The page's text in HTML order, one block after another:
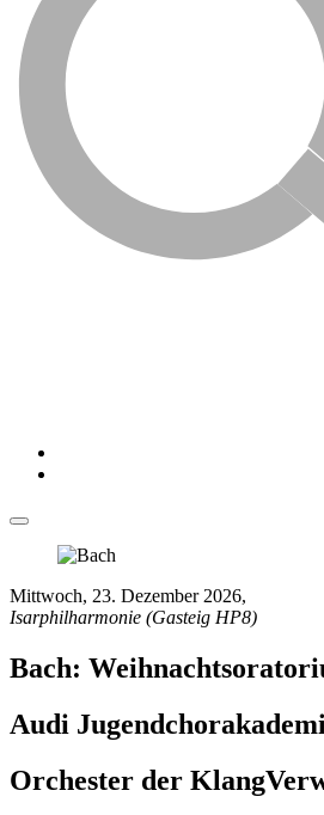
Mittwoch, 23. Dezember 2026,
Isarphilharmonie (Gasteig HP8)
Bach:
Audi
Orchester der